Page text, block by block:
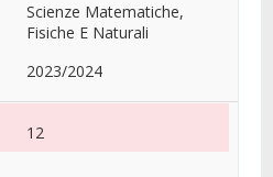
Scienze Matematiche,
Fisiche E Naturali
2023/2024
12